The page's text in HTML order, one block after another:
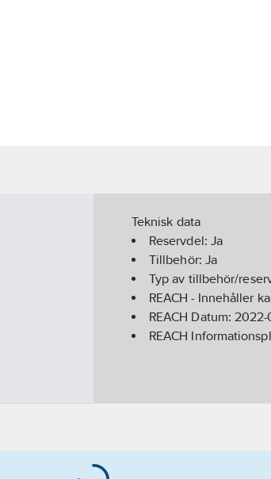
Teknisk data
Reservdel: Ja
Tillbehör: Ja
Typ av tillbehör/
REACH - Innehåller
REACH Datum:2022-
REACH